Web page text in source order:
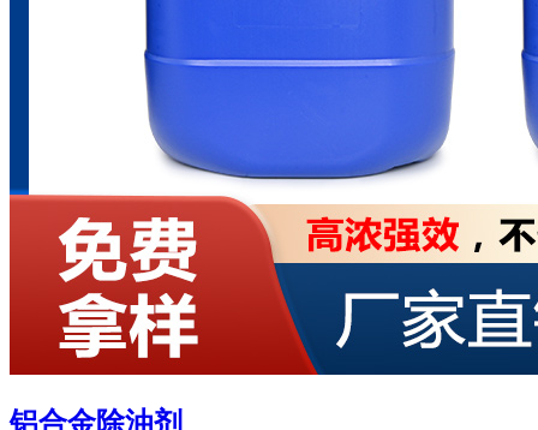
铝合金除油剂